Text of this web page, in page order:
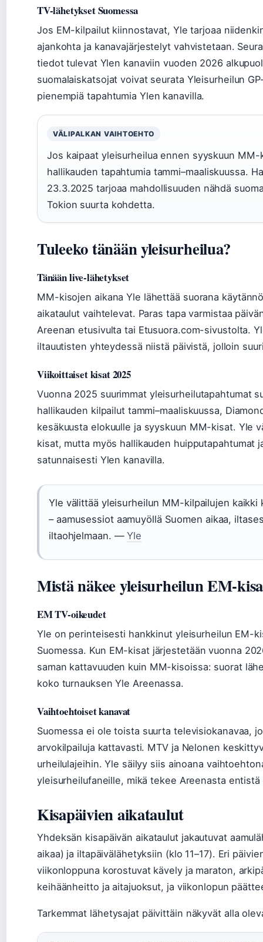
TV-lähetykset Suomessa
Jos EM-kilpailut kiinnostavat, Yle tarjoaa
ajankohta ja kanavajärjestelyt vahvistetaan.
tiedot tulevat Ylen kanaviin vuoden 2026
suomalaiskatsojat voivat seurata Yleisurheilun
pienempiä tapahtumia Ylen kanavilla.
VÄLIPALKAN VAIHTOEHTO
Jos kaipaat yleisurheilua ennen syyskuun
hallikauden tapahtumia tammi–maaliskuussa.
23.3.2025 tarjoaa mahdollisuuden nähdä
Tokion suurta kohdetta.
Tuleeko tänään yleisurheilua?
Tänään live-lähetykset
MM-kisojen aikana Yle lähettää suorana
aikataulut vaihtelevat. Paras tapa varmistaa
Areenan etusivulta tai Etusuora.com-sivustolta.
iltauutisten yhteydessä niistä päivistä, jolloin
Viikoittaiset kisat 2025
Vuonna 2025 suurimmat yleisurheilutapahtumat
hallikauden kilpailut tammi–maaliskuussa,
kesäkuusta elokuulle ja syyskuun MM-kisat. Yle
kisat, mutta myös hallikauden huipputapahtumat
satunnaisesti Ylen kanavilla.
Yle välittää yleisurheilun MM-kilpailujen kaikki
– aamusessiot aamuyöllä Suomen aikaa,
iltaohjelmaan. —Yle
Mistä näkee yleisurheilun EM-
EM TV-oikeudet
Yle on perinteisesti hankkinut yleisurheilun EM-
Suomessa. Kun EM-kisat järjestetään vuonna
saman kattavuuden kuin MM-kisoissa: suorat
koko turnauksen Yle Areenassa.
Vaihtoehtoiset kanavat
Suomessa ei ole toista suurta televisiokanavaa,
arvokilpailuja kattavasti. MTV ja Nelonen
urheilulajeihin. Yle säilyy siis ainoana
yleisurheilufaneille, mikä tekee Areenasta
Kisapäivien aikataulut
Yhdeksän kisapäivän aikataulut jakautuvat
aikaa) ja iltapäivälähetyksiin (klo 11–17). Eri
viikonloppuna korostuvat kävely ja maraton,
keihäänheitto ja aitajuoksut, ja viikonlopun
Tarkemmat lähetysajat päivittäin näkyvät alla